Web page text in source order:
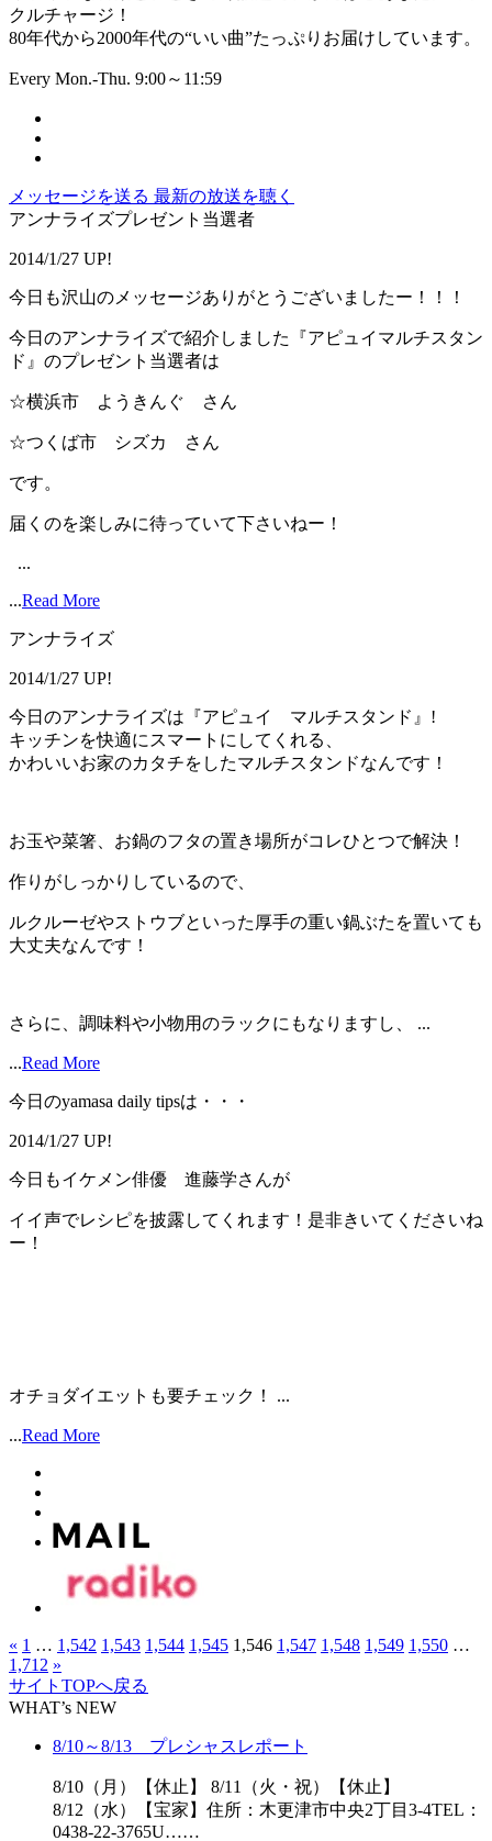
クルチャージ！
80年代から2000年代の“いい曲”たっぷりお届けしています。
Every Mon.-Thu. 9:00～11:59
メッセージを送る 最新の放送を聴く
アンナライズプレゼント当選者
2014/1/27 UP!
今日も沢山のメッセージありがとうございましたー！！！
今日のアンナライズで紹介しました『アピュイマルチスタン
ド』のプレゼント当選者は
☆横浜市 ようきんぐ さん
☆つくば市 シズカ さん
です。
届くのを楽しみに待っていて下さいねー！
...
...Read More
アンナライズ
2014/1/27 UP!
今日のアンナライズは『アピュイ マルチスタンド』!
キッチンを快適にスマートにしてくれる、
かわいいお家のカタチをしたマルチスタンドなんです！
お玉や菜箸、お鍋のフタの置き場所がコレひとつで解決！
作りがしっかりしているので、
ルクルーゼやストウブといった厚手の重い鍋ぶたを置いても
大丈夫なんです！
さらに、調味料や小物用のラックにもなりますし、 ...
...Read More
今日のyamasa daily tipsは・・・
2014/1/27 UP!
今日もイケメン俳優 進藤学さんが
イイ声でレシピを披露してくれます！是非きいてくださいね
ー！
オチョダイエットも要チェック！ ...
...Read More
« 1 … 1,542 1,543 1,544 1,545 1,546 1,547 1,548 1,549 1,550 …
1,712 »
サイトTOPへ戻る
WHAT’s NEW
8/10～8/13 プレシャスレポート
8/10（月）【休止】 8/11（火・祝）【休止】
8/12（水）【宝家】住所：木更津市中央2丁目3-4TEL：
0438-22-3765U……